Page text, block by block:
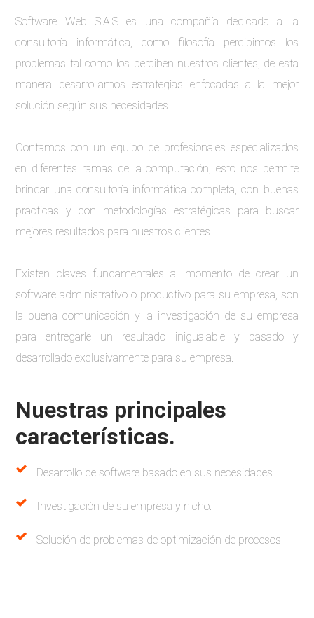
Software Web S.A.S es una compañía dedicada a la
consultoría informática, como filosofía percibimos los
problemas tal como los perciben nuestros clientes, de esta
manera desarrollamos estrategias enfocadas a la mejor
solución según sus necesidades.
Contamos con un equipo de profesionales especializados
en diferentes ramas de la computación, esto nos permite
brindar una consultoría informática completa, con buenas
practicas y con metodologías estratégicas para buscar
mejores resultados para nuestros clientes.
Existen claves fundamentales al momento de crear un
software administrativo o productivo para su empresa, son
la buena comunicación y la investigación de su empresa
para entregarle un resultado inigualable y basado y
desarrollado exclusivamente para su empresa.
Nuestras principales
características.
Desarrollo de software basado en sus necesidades
Investigación de su empresa y nicho.
Solución de problemas de optimización de procesos.